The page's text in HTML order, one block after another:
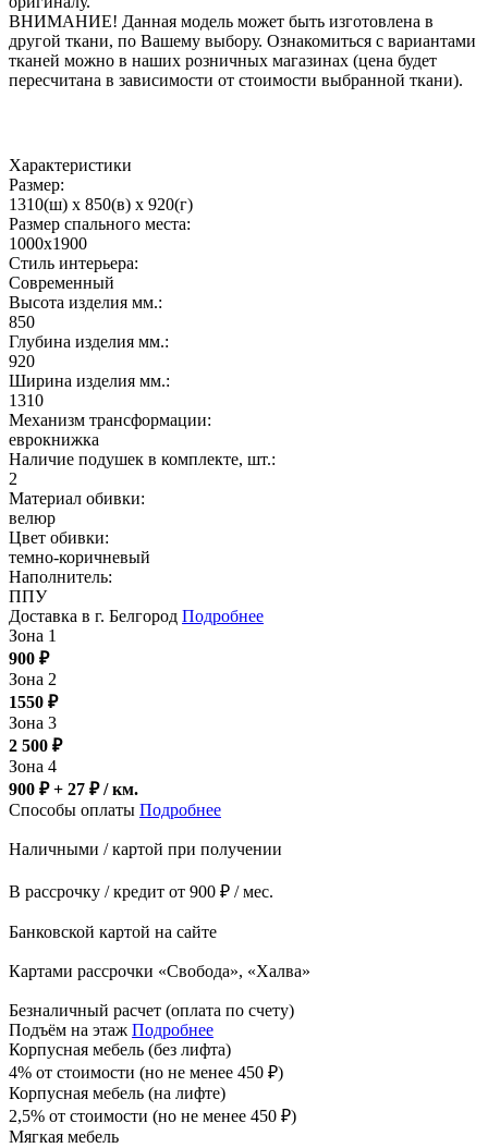
ВНИМАНИЕ! Данная модель может быть изготовлена в
другой ткани, по Вашему выбору. Ознакомиться с вариантами
тканей можно в наших розничных магазинах (цена будет
пересчитана в зависимости от стоимости выбранной ткани).
Характеристики
Размер:
1310(ш) x 850(в) x 920(г)
Размер спального места:
1000х1900
Стиль интерьера:
Современный
Высота изделия мм.:
850
Глубина изделия мм.:
920
Ширина изделия мм.:
1310
Механизм трансформации:
еврокнижка
Наличие подушек в комплекте, шт.:
2
Материал обивки:
велюр
Цвет обивки:
темно-коричневый
Наполнитель:
ППУ
Доставка в г. Белгород Подробнее
Зона 1
900 ₽
Зона 2
1550 ₽
Зона 3
2 500 ₽
Зона 4
900 ₽ + 27 ₽/ км.
Способы оплаты Подробнее
Наличными / картой при получении
В рассрочку / кредит от 900 ₽ / мес.
Банковской картой на сайте
Картами рассрочки «Свобода», «Халва»
Безналичный расчет (оплата по счету)
Подъём на этаж Подробнее
Корпусная мебель (без лифта)
4% от стоимости (но не менее 450 ₽)
Корпусная мебель (на лифте)
2,5% от стоимости (но не менее 450 ₽)
Мягкая мебель